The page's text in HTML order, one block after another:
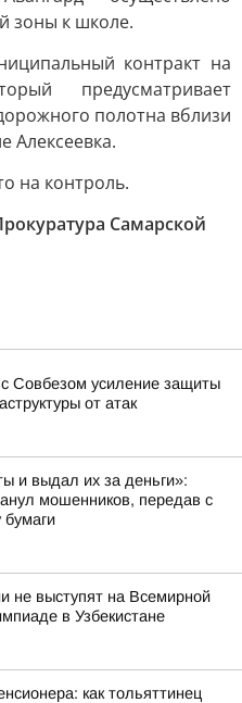
зоны к школе.
контракт на
предусматривает
полотна вблизи
Алексеевка.
на контроль.
Самарской
Совбезом усиление защиты
от атак
и выдал их за деньги»:
мошенников, передав с
бумаги
не выступят на Всемирной
в Узбекистане
как тольяттинец